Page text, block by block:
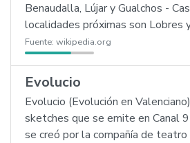
Benaudalla, Lújar y Gualchos -
localidades próximas son Lobres
Fuente: wikipedia.org
Evolucio
Evolucio (Evolución en
sketches que se emite en Canal
se creó por la compañía de